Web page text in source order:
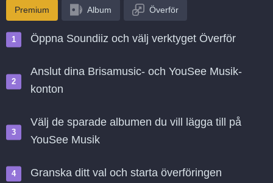
Premium Album Överför
Öppna Soundiiz och välj verktyget Överför
Anslut dina Brisamusic- och YouSee Musik-
konton
Välj de sparade albumen du vill lägga till på
YouSee Musik
Granska ditt val och starta överföringen